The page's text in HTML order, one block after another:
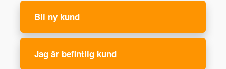
Bli ny kund
Jag är befintlig kund